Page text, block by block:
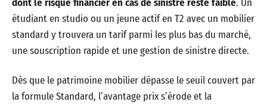
dont le risque financier en cas de sinistre reste faible. Un
étudiant en studio ou un jeune actif en T2 avec un mobilier
standard y trouvera un tarif parmi les plus bas du marché,
une souscription rapide et une gestion de sinistre directe.
Dès que le patrimoine mobilier dépasse le seuil couvert par
la formule Standard, l’avantage prix s’érode et la